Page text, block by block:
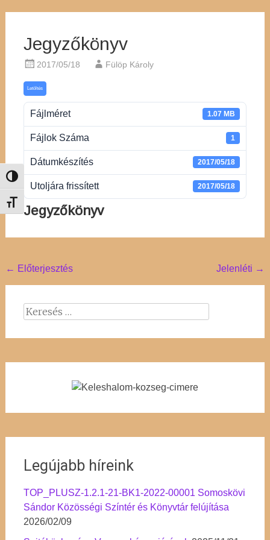
Nagy kontraszt váltása
Betűméret váltása
Jegyzőkönyv
2017/05/18 Fülöp Károly
Letöltés
Fájlméret 1.07 MB
Fájlok Száma 1
Dátumkészítés 2017/05/18
Utoljára frissített 2017/05/18
Jegyzőkönyv
Post
navigation
← Előterjesztés Jelenléti →
Keresés:
Legújabb híreink
TOP_PLUSZ-1.2.1-21-BK1-2022-00001 Somoskövi
Sándor Közösségi Színtér és Könyvtár felújítása
2026/02/09